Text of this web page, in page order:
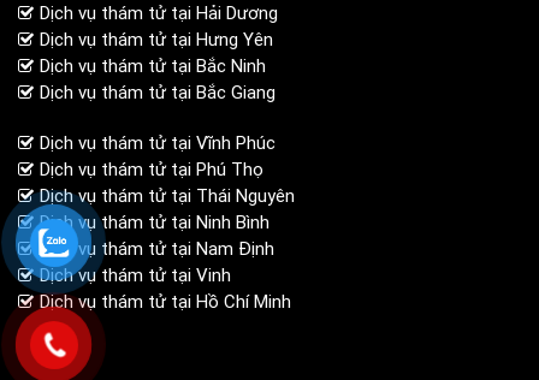
Dịch vụ thám tử tại Hải Dương
Dịch vụ thám tử tại Hưng Yên
Dịch vụ thám tử tại Bắc Ninh
Dịch vụ thám tử tại Bắc Giang
Dịch vụ thám tử tại Vĩnh Phúc
Dịch vụ thám tử tại Phú Thọ
Dịch vụ thám tử tại Thái Nguyên
Dịch vụ thám tử tại Ninh Bình
Dịch vụ thám tử tại Nam Định
Dịch vụ thám tử tại Vinh
Dịch vụ thám tử tại Hồ Chí Minh